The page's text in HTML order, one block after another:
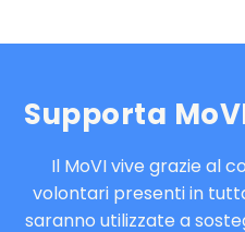
Supporta
Il MoVI vive grazie al
volontari presenti in
saranno utilizzate a